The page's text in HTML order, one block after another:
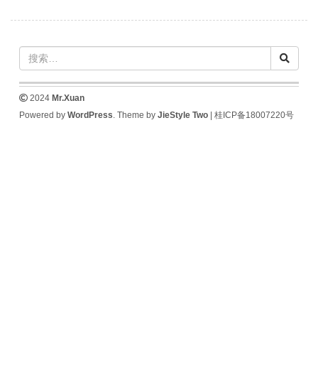
2024 Mr.Xuan
Powered by WordPress. Theme by JieStyle Two| 桂ICP备18007220号